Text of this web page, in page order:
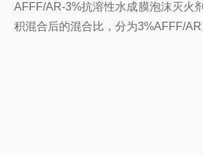
AFFF/AR-3%抗溶性水成膜泡沫灭火
积混合后的混合比，分为3%AFFF/